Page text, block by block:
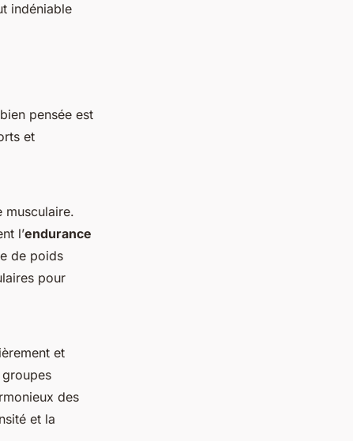
indéniable
pensée est
et
musculaire.
l’endurance
de poids
pour
et
groupes
des
et la